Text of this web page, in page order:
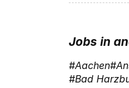
Jobs in
Aachen
Bad